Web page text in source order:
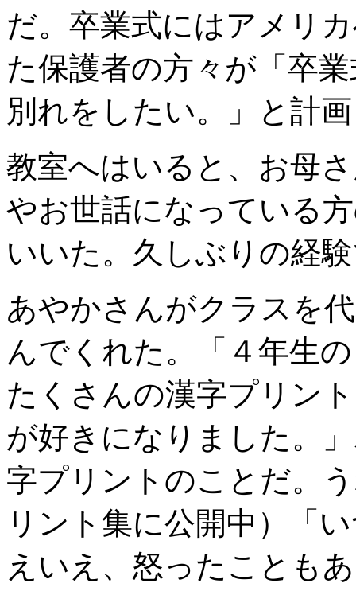
だ。卒業式にはアメリ
た保護者の方々が「卒
別れをしたい。」と計
教室へはいると、お母
やお世話になっている
いいた。久しぶりの経
あやかさんがクラスを
んでくれた。「４年生
たくさんの漢字プリン
が好きになりました。
字プリントのことだ。
リント集に公開中）「
えいえ、怒ったことも